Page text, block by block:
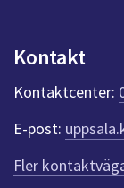
k
t
e
r
f
ö
r
Kontakt
Kontaktcenter:
E-post:
Fler